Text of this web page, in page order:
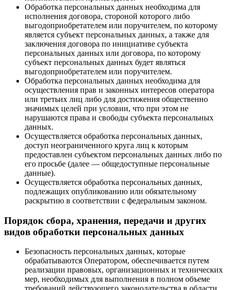
Обработка персональных данных необходима для
исполнения договора, стороной которого либо
выгодоприобретателем или поручителем, по которому
является субъект персональных данных, а также для
заключения договора по инициативе субъекта
персональных данных или договора, по которому
субъект персональных данных будет являться
выгодоприобретателем или поручителем.
Обработка персональных данных необходима для
осуществления прав и законных интересов оператора
или третьих лиц либо для достижения общественно
значимых целей при условии, что при этом не
нарушаются права и свободы субъекта персональных
данных.
Осуществляется обработка персональных данных,
доступ неограниченного круга лиц к которым
предоставлен субъектом персональных данных либо по
его просьбе (далее — общедоступные персональные
данные).
Осуществляется обработка персональных данных,
подлежащих опубликованию или обязательному
раскрытию в соответствии с федеральным законом.
Порядок сбора, хранения, передачи и других
видов обработки персональных данных
Безопасность персональных данных, которые
обрабатываются Оператором, обеспечивается путем
реализации правовых, организационных и технических
мер, необходимых для выполнения в полном объеме